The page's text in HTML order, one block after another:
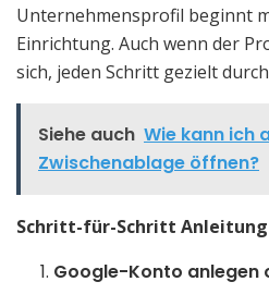
Unternehmensprofil beginnt
Einrichtung. Auch wenn der
sich, jeden Schritt gezielt
Siehe auch Wie kann ich
Zwischenablage öffnen?
Schritt-für-Schritt
Google-Konto anlegen